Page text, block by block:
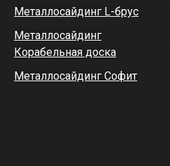
Металлосайдинг L-брус
Металлосайдинг
Корабельная доска
Металлосайдинг Софит